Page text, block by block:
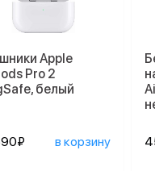
Apple
Pro 2
белый
в корзину